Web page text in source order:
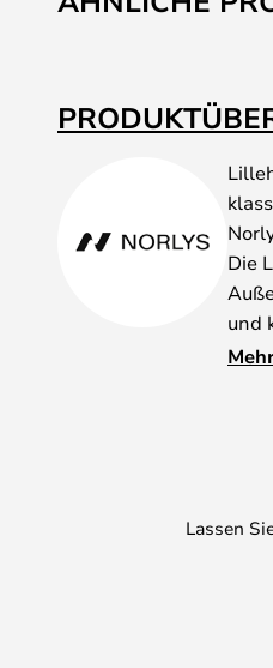
Die
und
Die
Lassen